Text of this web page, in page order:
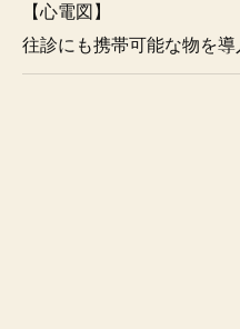
【心電図】
往診にも携帯可能な物を導